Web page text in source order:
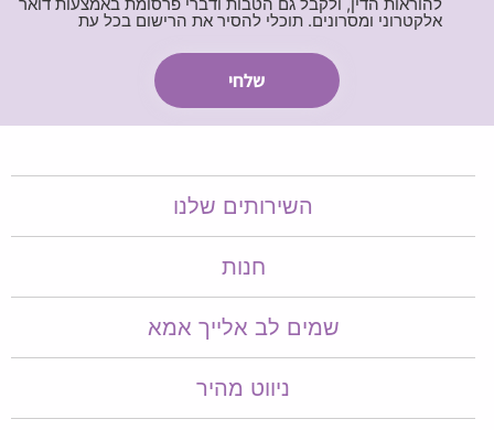
אלקטרוני ומסרונים. תוכלי להסיר את הרישום בכל עת
השירותים שלנו
חנות
שמים לב אלייך אמא​​
ניווט מהיר